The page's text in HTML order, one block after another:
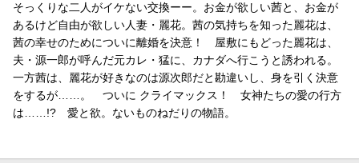
そっくりな二人がイケない交換ーー。お金が欲しい茜と、お金が
あるけど自由が欲しい人妻・麗花。茜の気持ちを知った麗花は、
茜の幸せのためについに離婚を決意！ 屋敷にもどった麗花は、
夫・源一郎が呼んだ元カレ・猛に、カナダへ行こうと誘われる。
一方茜は、麗花が好きなのは源次郎だと勘違いし、身を引く決意
をするが……。 ついに クライマックス！ 女神たちの愛の行方
は……!? 愛と欲。ないものねだりの物語。